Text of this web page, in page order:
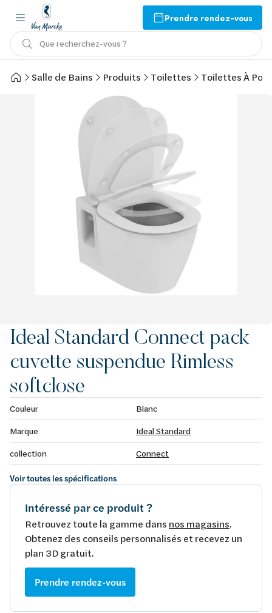
Prendre rendez-vous
Que recherchez-vous ?
Salle de Bains Produits Toilettes Toilettes À
Ideal Standard Connect pack
cuvette suspendue Rimless
softclose
Couleur
Blanc
Marque
Ideal Standard
collection
Connect
Voir toutes les spécifications
Intéressé par ce produit ?
Retrouvez toute la gamme dans nos magasins.
Obtenez des conseils personnalisés et recevez un
plan 3D gratuit.
Prendre rendez-vous